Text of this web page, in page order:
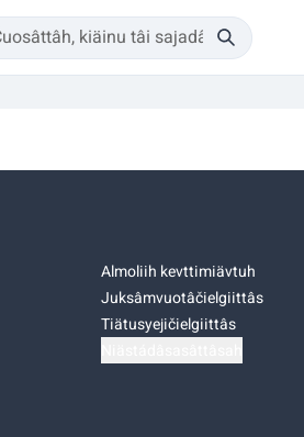
Almoliih kevttimiävtuh
Juksâmvuotâčielgiittâs
Tiätusyejičielgiittâs